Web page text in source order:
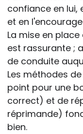
confiance en lui,
et en
La mise en
est rassurante ;
de conduite
Les méthodes
point pour une
correct) et de
réprimande)
bien.